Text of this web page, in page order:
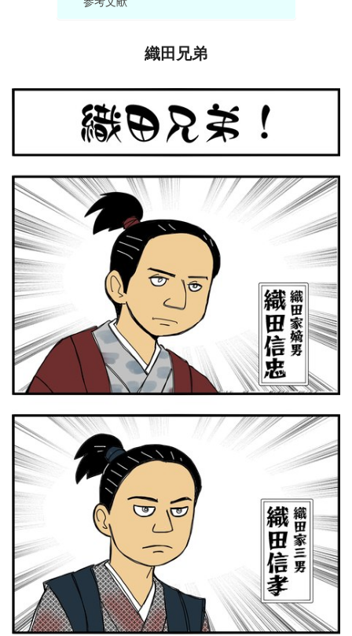
織田兄弟